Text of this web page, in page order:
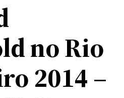
no Rio
2014 –